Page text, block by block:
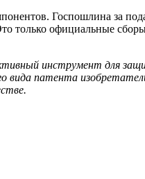
Госпошлина за
только официальные
инструмент для
вида патента